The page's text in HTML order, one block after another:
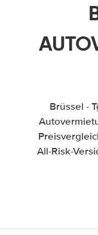
Brüssel -
All-Risk-